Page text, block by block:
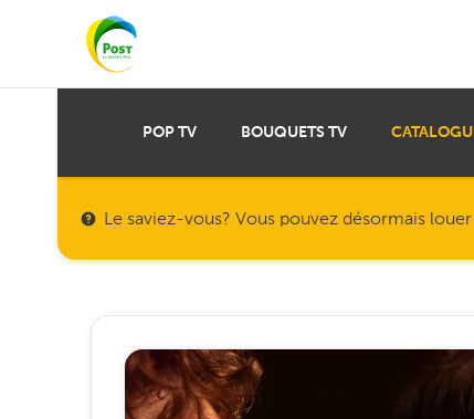
POP TV BOUQUETS TV
Le saviez-vous? Vous pouvez désormais